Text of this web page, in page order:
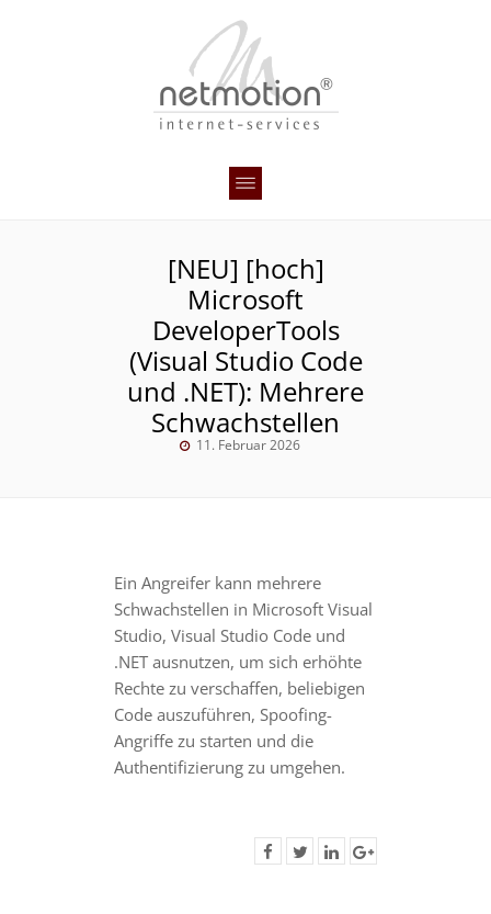
[NEU] [hoch]
Microsoft
DeveloperTools
(Visual Studio Code
und .NET): Mehrere
Schwachstellen
11. Februar 2026
Ein Angreifer kann mehrere
Schwachstellen in Microsoft Visual
Studio, Visual Studio Code und
.NET ausnutzen, um sich erhöhte
Rechte zu verschaffen, beliebigen
Code auszuführen, Spoofing-
Angriffe zu starten und die
Authentifizierung zu umgehen.